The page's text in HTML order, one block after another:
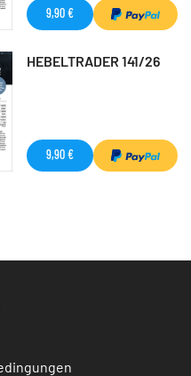
9,90 €
HEBELTRADER 141/26
9,90 €